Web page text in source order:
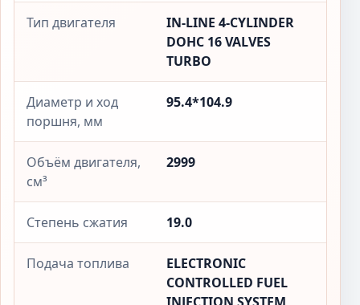
Тип двигателя
IN-LINE 4-CYLINDER
DOHC 16 VALVES
TURBO
Диаметр и ход
поршня, мм
95.4*104.9
Объём двигателя,
см³
2999
Степень сжатия 19.0
Подача топлива
ELECTRONIC
CONTROLLED FUEL